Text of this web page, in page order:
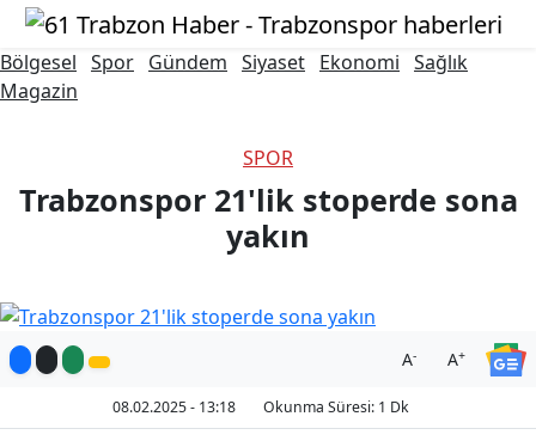
Bölgesel Spor Gündem Siyaset Ekonomi Sağlık
Magazin
SPOR
Trabzonspor 21'lik stoperde sona
yakın
A- A+
08.02.2025 - 13:18 Okunma Süresi: 1 Dk